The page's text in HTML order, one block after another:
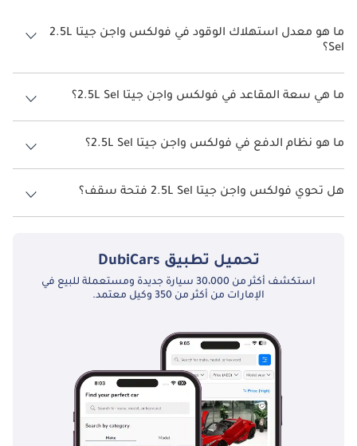
ما هو معدل استهلاك الوقود في فولكس واجن جيتا 2.5L
Sel؟
يبلغ معدل استهلاك الوقود المقترح من الشركة المصنعة لسيارة فولكس
واجن جيتا 2026 من 11.5 كم/ليتر - 14.1 كم/ليتر.
ما هي سعة المقاعد في فولكس واجن جيتا 2.5L Sel؟
تتسع فولكس واجن جيتا 2.5L Sel لأ 5 أشخاص.
ما هو نظام الدفع في فولكس واجن جيتا 2.5L Sel؟
نظام الدفع في فولكس واجن جيتا Front Wheel Drive 2.5L Sel.
هل تحوي فولكس واجن جيتا 2.5L Sel فتحة سقف؟
نعم توفر فولكس واجن جيتا 2.5L Sel فتحة السقف كخيار.
تحميل تطبيق DubiCars
استكشف أكثر من 30،000 سيارة جديدة ومستعملة للبيع في
الإمارات من أكثر من 350 وكيل معتمد.